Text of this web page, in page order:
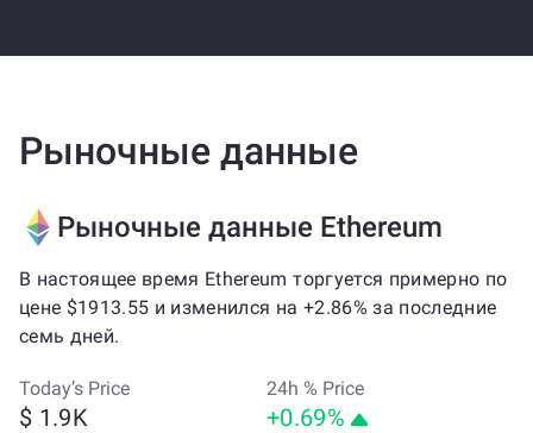
Рыночные данные
Рыночные данные Ethereum
В настоящее время Ethereum торгуется примерно по
цене $1913.55 и изменился на +2.86% за последние
семь дней.
Today’s Price
$ 1.9K
24h % Price
+0.69%